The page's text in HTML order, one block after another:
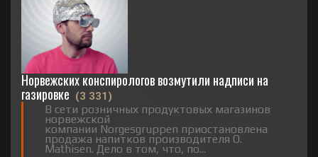
Норвежских конспирологов возмутили надписи на
газировке (3 331)
В сети розничных продуктовых магазинов
норвежской
компании Norgesgruppen приостановлена
продажа напитков производителя O.
Mathisen. Дело в том, что, по...